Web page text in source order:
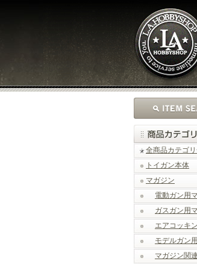
全商品カテゴ
トイガン本体
マガジン
電動ガン用
ガスガン用
エアコッキ
モデルガン
マガジン関